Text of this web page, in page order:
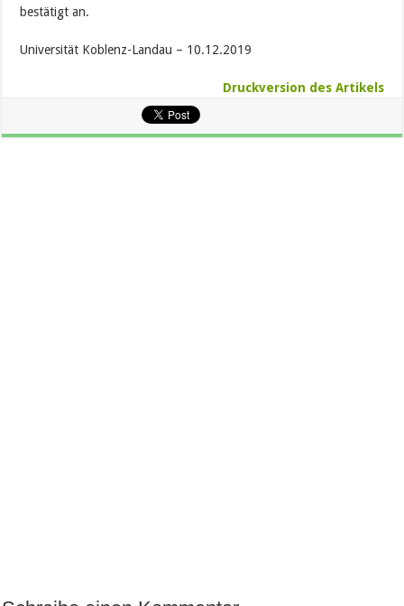
bestätigt an.
Universität Koblenz-Landau – 10.12.2019
Druckversion des Artikels